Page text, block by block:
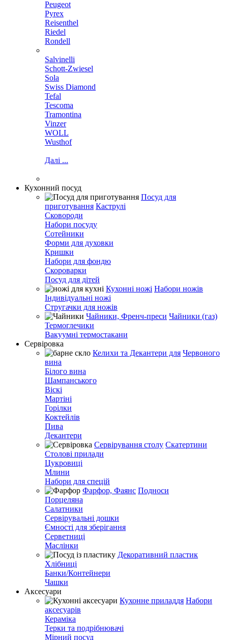
Peugeot
Pyrex
Reisenthel
Riedel
Rondell
Salvinelli
Schott-Zwiesel
Sola
Swiss Diamond
Tefal
Tescoma
Tramontina
Vinzer
WOLL
Wusthof
Далі ...
Кухонний посуд
Посуд для
приготування Каструлі
Сковороди
Набори посуду
Сотейники
Форми для духовки
Кришки
Набори для фондю
Скороварки
Посуд для дітей
Кухонні ножі Набори ножів
Індивідуальні ножі
Стругачки для ножів
Чайники, Френч-преси Чайники (газ)
Термоглечики
Вакуумні термостакани
Сервіровка
Келихи та Декантери для Червоного
вина
Білого вина
Шампанського
Віскі
Мартіні
Горілки
Коктейлів
Пива
Декантери
Сервірування столу Скатертини
Столові прилади
Цукровиці
Млини
Набори для спецій
Фарфор, Фаянс Подноси
Порцеляна
Салатники
Сервірувальні дошки
Ємності для зберігання
Серветниці
Маслінки
Декоративний пластик
Хлібниці
Банки/Контейнери
Чашки
Аксесуари
Кухонне приладдя Набори
аксесуарів
Кераміка
Терки та подрібнювачі
Мірний посуд